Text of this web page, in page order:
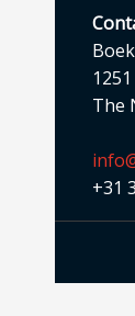
The
+31